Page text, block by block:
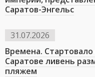
Саратов-Энгельс
31.07.2026
Времена.
Саратове ливень
пляжем